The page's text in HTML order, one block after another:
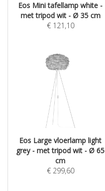
Eos Mini tafellamp white -
met tripod wit - Ø 35 cm
€ 121,10
Eos Large vloerlamp light
grey - met tripod wit - Ø 65
cm
€ 299,60